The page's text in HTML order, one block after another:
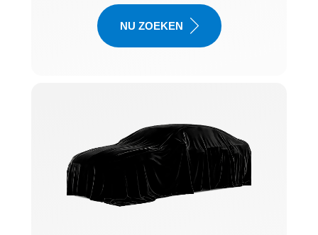
NU ZOEKEN